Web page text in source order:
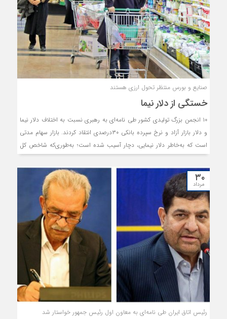
صنایع و بورس منتظر تحول ارزی هستند
خستگی از دلار نیما
۱۰ انجمن بزرگ تولیدی کشور طی نامه‌‏ای به رهبری نسبت به اختلاف دلار نیما
و دلار بازار آزاد و نرخ سپرده بانکی ۳۰درصدی انتقاد کردند. بازار سهام مدتی
است که به‌خاطر دلار نیمایی، دچار آسیب شده است؛ به‌طوری‌که شاخص کل
ضمن آنکه افت میانگین ارزش معاملات به ۳هزار و ۲۰۰میلیارد تومان، نشان از
تداوم رکود حاکم بر بازار دارد. به نظر می‏رسد اقتصاد کشور و به تبع آن بورس
تهران منتظر یک تحول ارزی است.
۳۰
مرداد
رئیس اتاق ایران طی نامه‌ای به معاون اول رئیس جمهور خواستار شد